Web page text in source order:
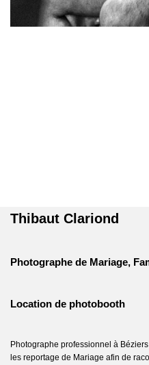
Thibaut Clariond
Photographe de Mariage,
Location de photobooth
Photographe professionnel à
les reportage de Mariage afin de